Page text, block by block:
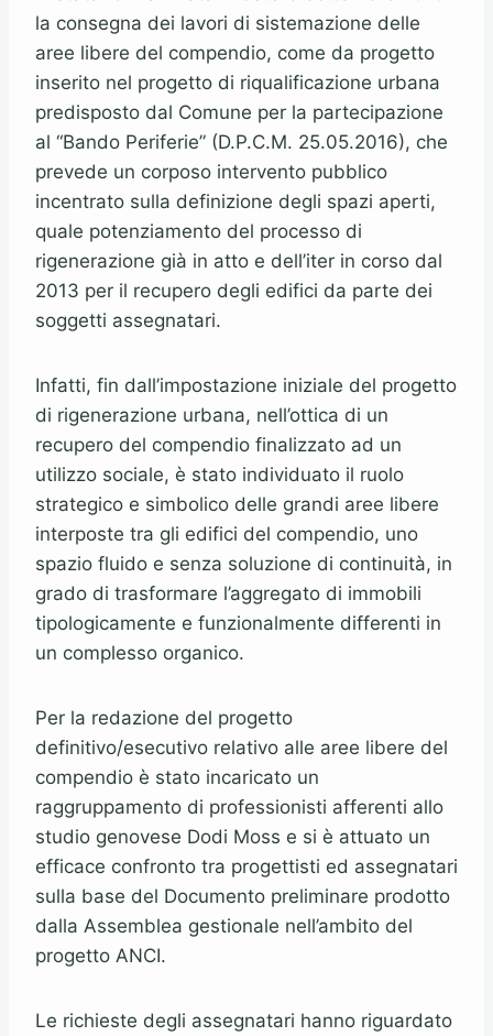
la consegna dei lavori di sistemazione delle
aree libere del compendio, come da progetto
inserito nel progetto di riqualificazione urbana
predisposto dal Comune per la partecipazione
al “Bando Periferie” (D.P.C.M. 25.05.2016), che
prevede un corposo intervento pubblico
incentrato sulla definizione degli spazi aperti,
quale potenziamento del processo di
rigenerazione già in atto e dell’iter in corso dal
2013 per il recupero degli edifici da parte dei
soggetti assegnatari.
Infatti, fin dall’impostazione iniziale del progetto
di rigenerazione urbana, nell’ottica di un
recupero del compendio finalizzato ad un
utilizzo sociale, è stato individuato il ruolo
strategico e simbolico delle grandi aree libere
interposte tra gli edifici del compendio, uno
spazio fluido e senza soluzione di continuità, in
grado di trasformare l’aggregato di immobili
tipologicamente e funzionalmente differenti in
un complesso organico.
Per la redazione del progetto
definitivo/esecutivo relativo alle aree libere del
compendio è stato incaricato un
raggruppamento di professionisti afferenti allo
studio genovese Dodi Moss e si è attuato un
efficace confronto tra progettisti ed assegnatari
sulla base del Documento preliminare prodotto
dalla Assemblea gestionale nell’ambito del
progetto ANCI.
Le richieste degli assegnatari hanno riguardato